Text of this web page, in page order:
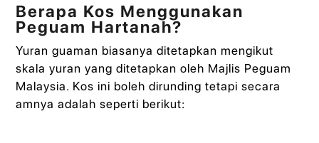
Berapa Kos Menggunakan
Peguam Hartanah?
Yuran guaman biasanya ditetapkan mengikut
skala yuran yang ditetapkan oleh Majlis Peguam
Malaysia. Kos ini boleh dirunding tetapi secara
amnya adalah seperti berikut: